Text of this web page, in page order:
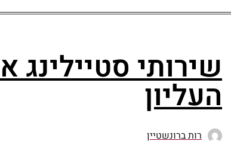
שירותי סטיילינג
העליון
רות ברונשטיין